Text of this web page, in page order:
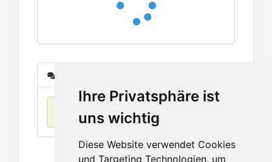
Ihre Privatsphäre ist
uns wichtig
Diese Website verwendet Cookies
und Targeting Technologien, um
No items found